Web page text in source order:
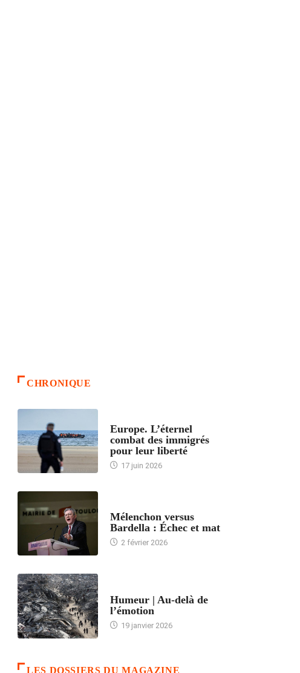
CHRONIQUE
Europe. L’éternel
combat des immigrés
pour leur liberté
17 juin 2026
Mélenchon versus
Bardella : Échec et mat
2 février 2026
Humeur | Au-delà de
l’émotion
19 janvier 2026
LES DOSSIERS DU MAGAZINE